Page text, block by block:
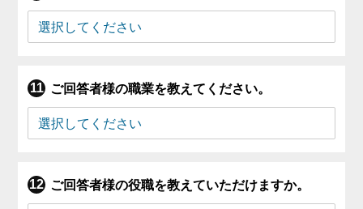
ご回答者様の職業を教えてください。
ご回答者様の役職を教えていただけますか。